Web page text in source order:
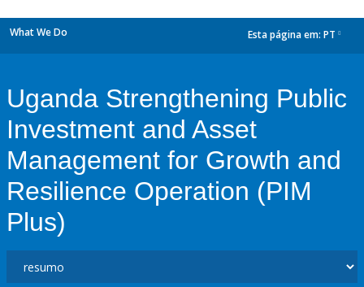
What We Do Esta página em: PT
Uganda Strengthening Public
Investment and Asset
Management for Growth and
Resilience Operation (PIM
Plus)